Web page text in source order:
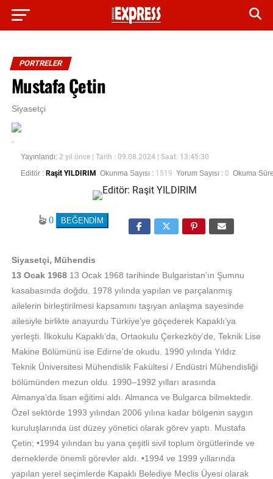
PORTRELER
Mustafa Çetin
Siyasetçi
Yayınlandı: 2 yıl önce
| Tarih : 09.08.2024 | Saat: 13:45:30
Editör : Raşit YILDIRIM Okunma Sayısı : 1519 Yorum Sayısı : 0 Okuma
0
Siyasetçi, Mühendis
13 Ocak 196813 Ocak 1968 tarihinde Bulgaristan’ın Şumnu
kasabasında doğdu. 1978 yılında yapılan ve parçalanmış
ailelerin birleştirilmesi kapsamını taşıyan anlaşma sayesinde
ailesiyle birlikte anayurdu Türkiye’ye göçederek Kapaklı’ya
yerleşti. İlkokulu Kapaklı’da, Ortaokulu Çerkezköy’de, Teknik Lise
Makine Bölümünü ise Edirne’de okudu. 1990 yılında Yıldız
Teknik Üniversitesi Mühendislik Fakültesi / Endüstri Mühendisliği
bölümünden mezun oldu. 1990–1992 yılları arasında
Almanya’da lisan eğitimi aldı. Almanca ve Bulgarca bilmektedir.
Özel sektörde 1993 yılından 2006 yılına kadar bölgenin saygın
kuruluşlarında üst düzey yönetici olarak görev yaptı. Mustafa
Çetin; •1994 yılından bu yana çeşitli sivil toplum örgütlerinde ve
derneklerde önemli görevler aldı. •1994 ve 1999 yıllarında
yapılan yerel seçimlerde Kapaklı Belediye Meclis Üyesi olarak